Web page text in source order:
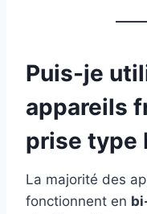
Puis-je
appareils
prise type
La majorité des
fonctionnent en